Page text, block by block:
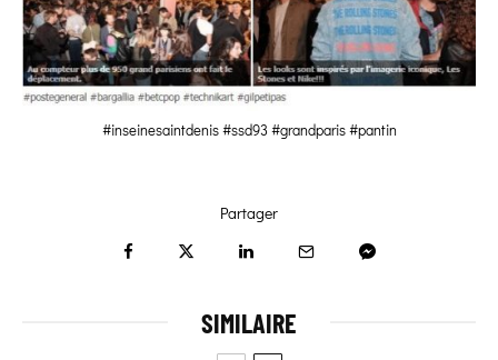
#inseinesaintdenis #ssd93 #grandparis #pantin
Partager
SIMILAIRE